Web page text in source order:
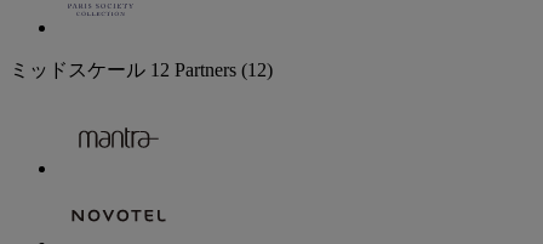
ミッドスケール 12 Partners (12)